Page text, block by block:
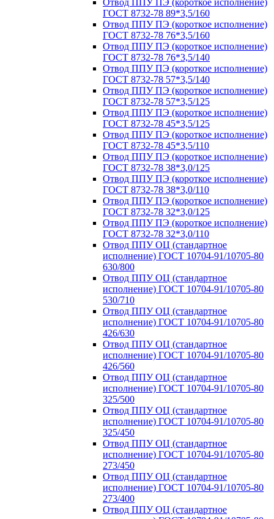
Отвод ППУ ПЭ (короткое исполнение)
ГОСТ 8732-78 89*3,5/160
Отвод ППУ ПЭ (короткое исполнение)
ГОСТ 8732-78 76*3,5/160
Отвод ППУ ПЭ (короткое исполнение)
ГОСТ 8732-78 76*3,5/140
Отвод ППУ ПЭ (короткое исполнение)
ГОСТ 8732-78 57*3,5/140
Отвод ППУ ПЭ (короткое исполнение)
ГОСТ 8732-78 57*3,5/125
Отвод ППУ ПЭ (короткое исполнение)
ГОСТ 8732-78 45*3,5/125
Отвод ППУ ПЭ (короткое исполнение)
ГОСТ 8732-78 45*3,5/110
Отвод ППУ ПЭ (короткое исполнение)
ГОСТ 8732-78 38*3,0/125
Отвод ППУ ПЭ (короткое исполнение)
ГОСТ 8732-78 38*3,0/110
Отвод ППУ ПЭ (короткое исполнение)
ГОСТ 8732-78 32*3,0/125
Отвод ППУ ПЭ (короткое исполнение)
ГОСТ 8732-78 32*3,0/110
Отвод ППУ ОЦ (стандартное
исполнение) ГОСТ 10704-91/10705-80
630/800
Отвод ППУ ОЦ (стандартное
исполнение) ГОСТ 10704-91/10705-80
530/710
Отвод ППУ ОЦ (стандартное
исполнение) ГОСТ 10704-91/10705-80
426/630
Отвод ППУ ОЦ (стандартное
исполнение) ГОСТ 10704-91/10705-80
426/560
Отвод ППУ ОЦ (стандартное
исполнение) ГОСТ 10704-91/10705-80
325/500
Отвод ППУ ОЦ (стандартное
исполнение) ГОСТ 10704-91/10705-80
325/450
Отвод ППУ ОЦ (стандартное
исполнение) ГОСТ 10704-91/10705-80
273/450
Отвод ППУ ОЦ (стандартное
исполнение) ГОСТ 10704-91/10705-80
273/400
Отвод ППУ ОЦ (стандартное